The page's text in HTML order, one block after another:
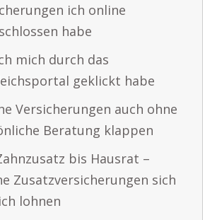
ich online
habe
mich durch das
geklickt habe
Versicherungen auch ohne
Beratung klappen
bis Hausrat –
Zusatzversicherungen sich
lohnen